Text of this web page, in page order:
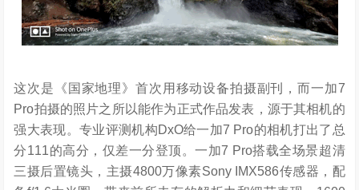
这次是《国家地理》首次用移动设备拍摄副刊，而一加7
Pro拍摄的照片之所以能作为正式作品发表，源于其相机的
强大表现。专业评测机构DxO给一加7 Pro的相机打出了总
分111的高分，仅差一分登顶。一加7 Pro搭载全场景超清
三摄后置镜头，主摄4800万像素Sony IMX586传感器，配